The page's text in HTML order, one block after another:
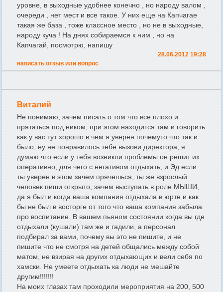
уровне, в выходные удобнее конечно , но народу валом ,
очереди , нет мест и все такое. У них еще на Капчагае
такая же база , тоже классное место , но не в выходные,
народу куча ! На днях собираемся к ним , но на
Капчагай, посмотрю, напишу
28.06.2012 19:28
написать отзыв или вопрос
Виталий
Не понимаю, зачем писать о том что все плохо и
прятаться под ником, при этом находится там и говорить
как у вас тут хорошо в чем я уверен почемуто что так и
было, ну не понравилось тебе вызови директора, я
думаю что если у тебя возникли проблемы он решит их
оперативно, для чего с негативом отдыхать, и Эд если
ты уверен в этом зачем прячешься, ты же взрослый
человек пиши открыто, зачем выступать в роле МЫШИ,
да я был и когда ваша компания отдыхала в юрте и как
бы не был в восторге от того что ваша компания забыла
про воспитание. В вашем пьяном состоянии когда вы где
отдыхали (кушали) там же и гадили, а персонал
подбирал за вами, почему вы это не пишите, и не
пишите что не смотря на детей общались между собой
матом, не взирая на других отдыхающих и вели себя по
хамски. Не умеете отдыхать ка люди не мешайте
другим!!!!!!!
На моих глазах там проходили мероприятия на 200, 500